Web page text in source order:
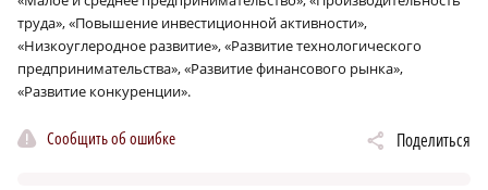
труда», «Повышение инвестиционной активности»,
«Низкоуглеродное развитие», «Развитие технологического
предпринимательства», «Развитие финансового рынка»,
«Развитие конкуренции».
Сообщить об ошибке Поделиться